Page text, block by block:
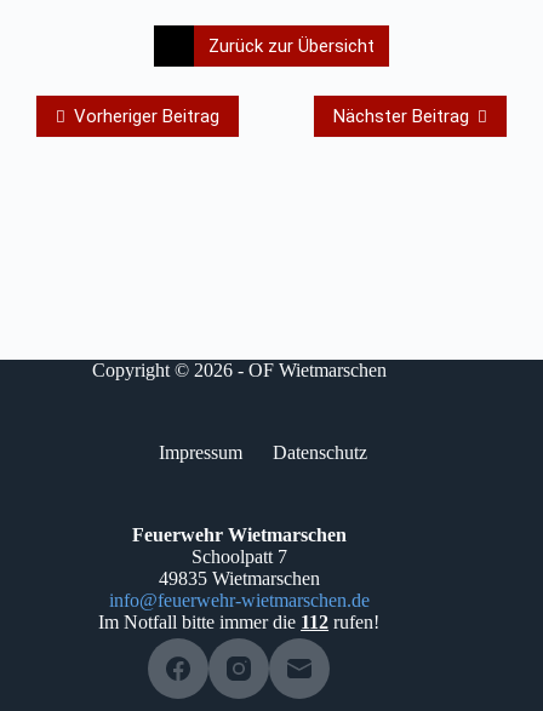
Zurück zur Übersicht
Nächster Beitrag
Vorheriger Beitrag
Copyright © 2026 - OF Wietmarschen
Impressum Datenschutz
Feuerwehr Wietmarschen
Schoolpatt 7
49835 Wietmarschen
info@feuerwehr-wietmarschen.de
Im Notfall bitte immer die 112 rufen!